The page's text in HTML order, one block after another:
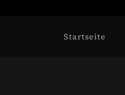
Startseite